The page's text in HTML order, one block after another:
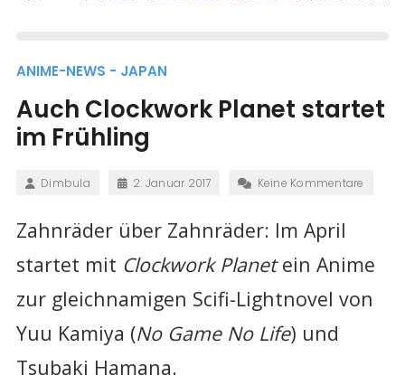
ANIME-NEWS - JAPAN
Auch Clockwork Planet startet
im Frühling
Dimbula 2. Januar 2017 Keine Kommentare
Zahnräder über Zahnräder: Im April
startet mit Clockwork Planetein Anime
zur gleichnamigen Scifi-Lightnovel von
Yuu Kamiya (No Game No Life) und
Tsubaki Hamana.